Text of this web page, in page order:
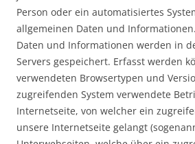
Person oder ein automatisiertes
allgemeinen Daten und
Daten und Informationen werden in
Servers gespeichert. Erfasst werden
verwendeten Browsertypen und
zugreifenden System verwendete
Internetseite, von welcher ein
unsere Internetseite gelangt